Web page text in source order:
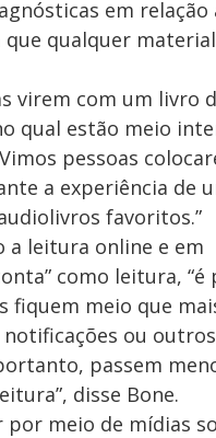
V
i
d
e
o
em relação
que qualquer
virem com um livro
qual estão meio
pessoas
a experiência de
favoritos.”
a leitura online e em
como leitura, “é
fiquem meio que
ou outros
passem
disse Bone.
por meio de mídias